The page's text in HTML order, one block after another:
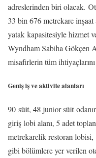
adreslerinden biri olacak.
33 bin 676 metrekare
yatak kapasitesiyle hizmet
Wyndham Sabiha Gökçen
misafirlerin tüm
Geniş iş ve aktivite alanları
90 süit, 48 junior süit
giriş lobi alanı, 5 adet
metrekarelik restoran
gibi bölümlere yer verilen